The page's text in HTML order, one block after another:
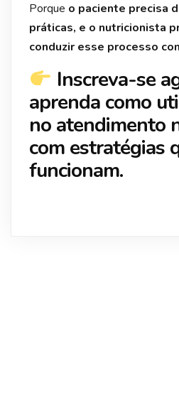
Porque o paciente precisa
práticas, e o nutricionista
conduzir esse processo
Inscreva-se
aprenda como
no atendimento
com estratégias
funcionam.